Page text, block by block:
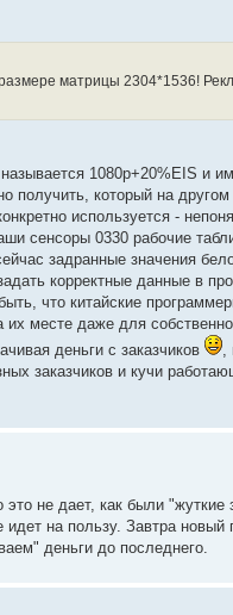
матрицы 2304*1536!
1080р+20%EIS и
получить, который на
используется -
сенсоры 0330 рабочие
задранные значения
корректные данные в
что китайские
месте даже для
деньги с заказчиков
заказчиков и кучи
не дает, как были "жуткие
на пользу. Завтра новый
деньги до последнего.